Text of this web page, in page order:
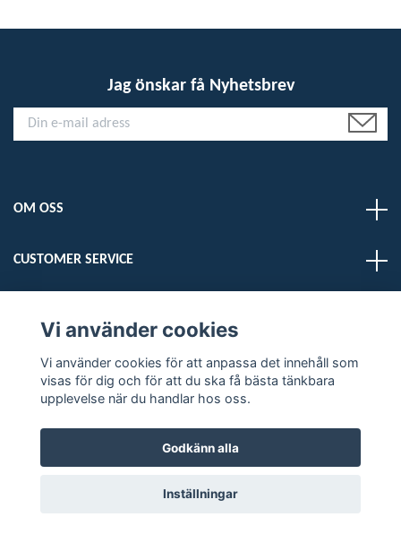
Jag önskar få Nyhetsbrev
OM OSS
CUSTOMER SERVICE
Sociala medier
© 2026 DELMARDOGS
Vi använder cookies
Vi använder cookies för att anpassa det innehåll som
visas för dig och för att du ska få bästa tänkbara
upplevelse när du handlar hos oss.
Godkänn alla
Inställningar